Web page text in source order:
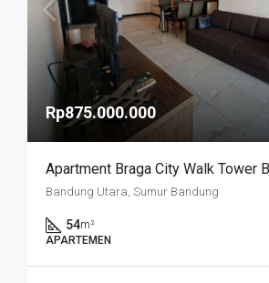
Rp875.000.000
Apartment Braga City Walk Tower
Bandung Utara, Sumur Bandung
54m²
APARTEMEN